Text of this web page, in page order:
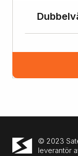
© 2023
leverantör